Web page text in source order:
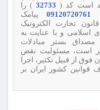
است کد (32733
) را
پیامک
استناد به ماده ۷۴ قانون تجارت الکترونیک
شورای اسلامی و با عنایت به
مصداق بستر مبادلات
است، مسئولیت نقض
از قبیل تکثیر، اجرا
قوانین کشور ایران بر